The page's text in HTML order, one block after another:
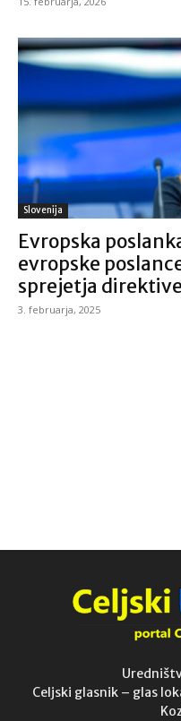
Slovenija
Evropska
evropske
sprejetja
3. februarja, 2025
Celjski glasnik – glas